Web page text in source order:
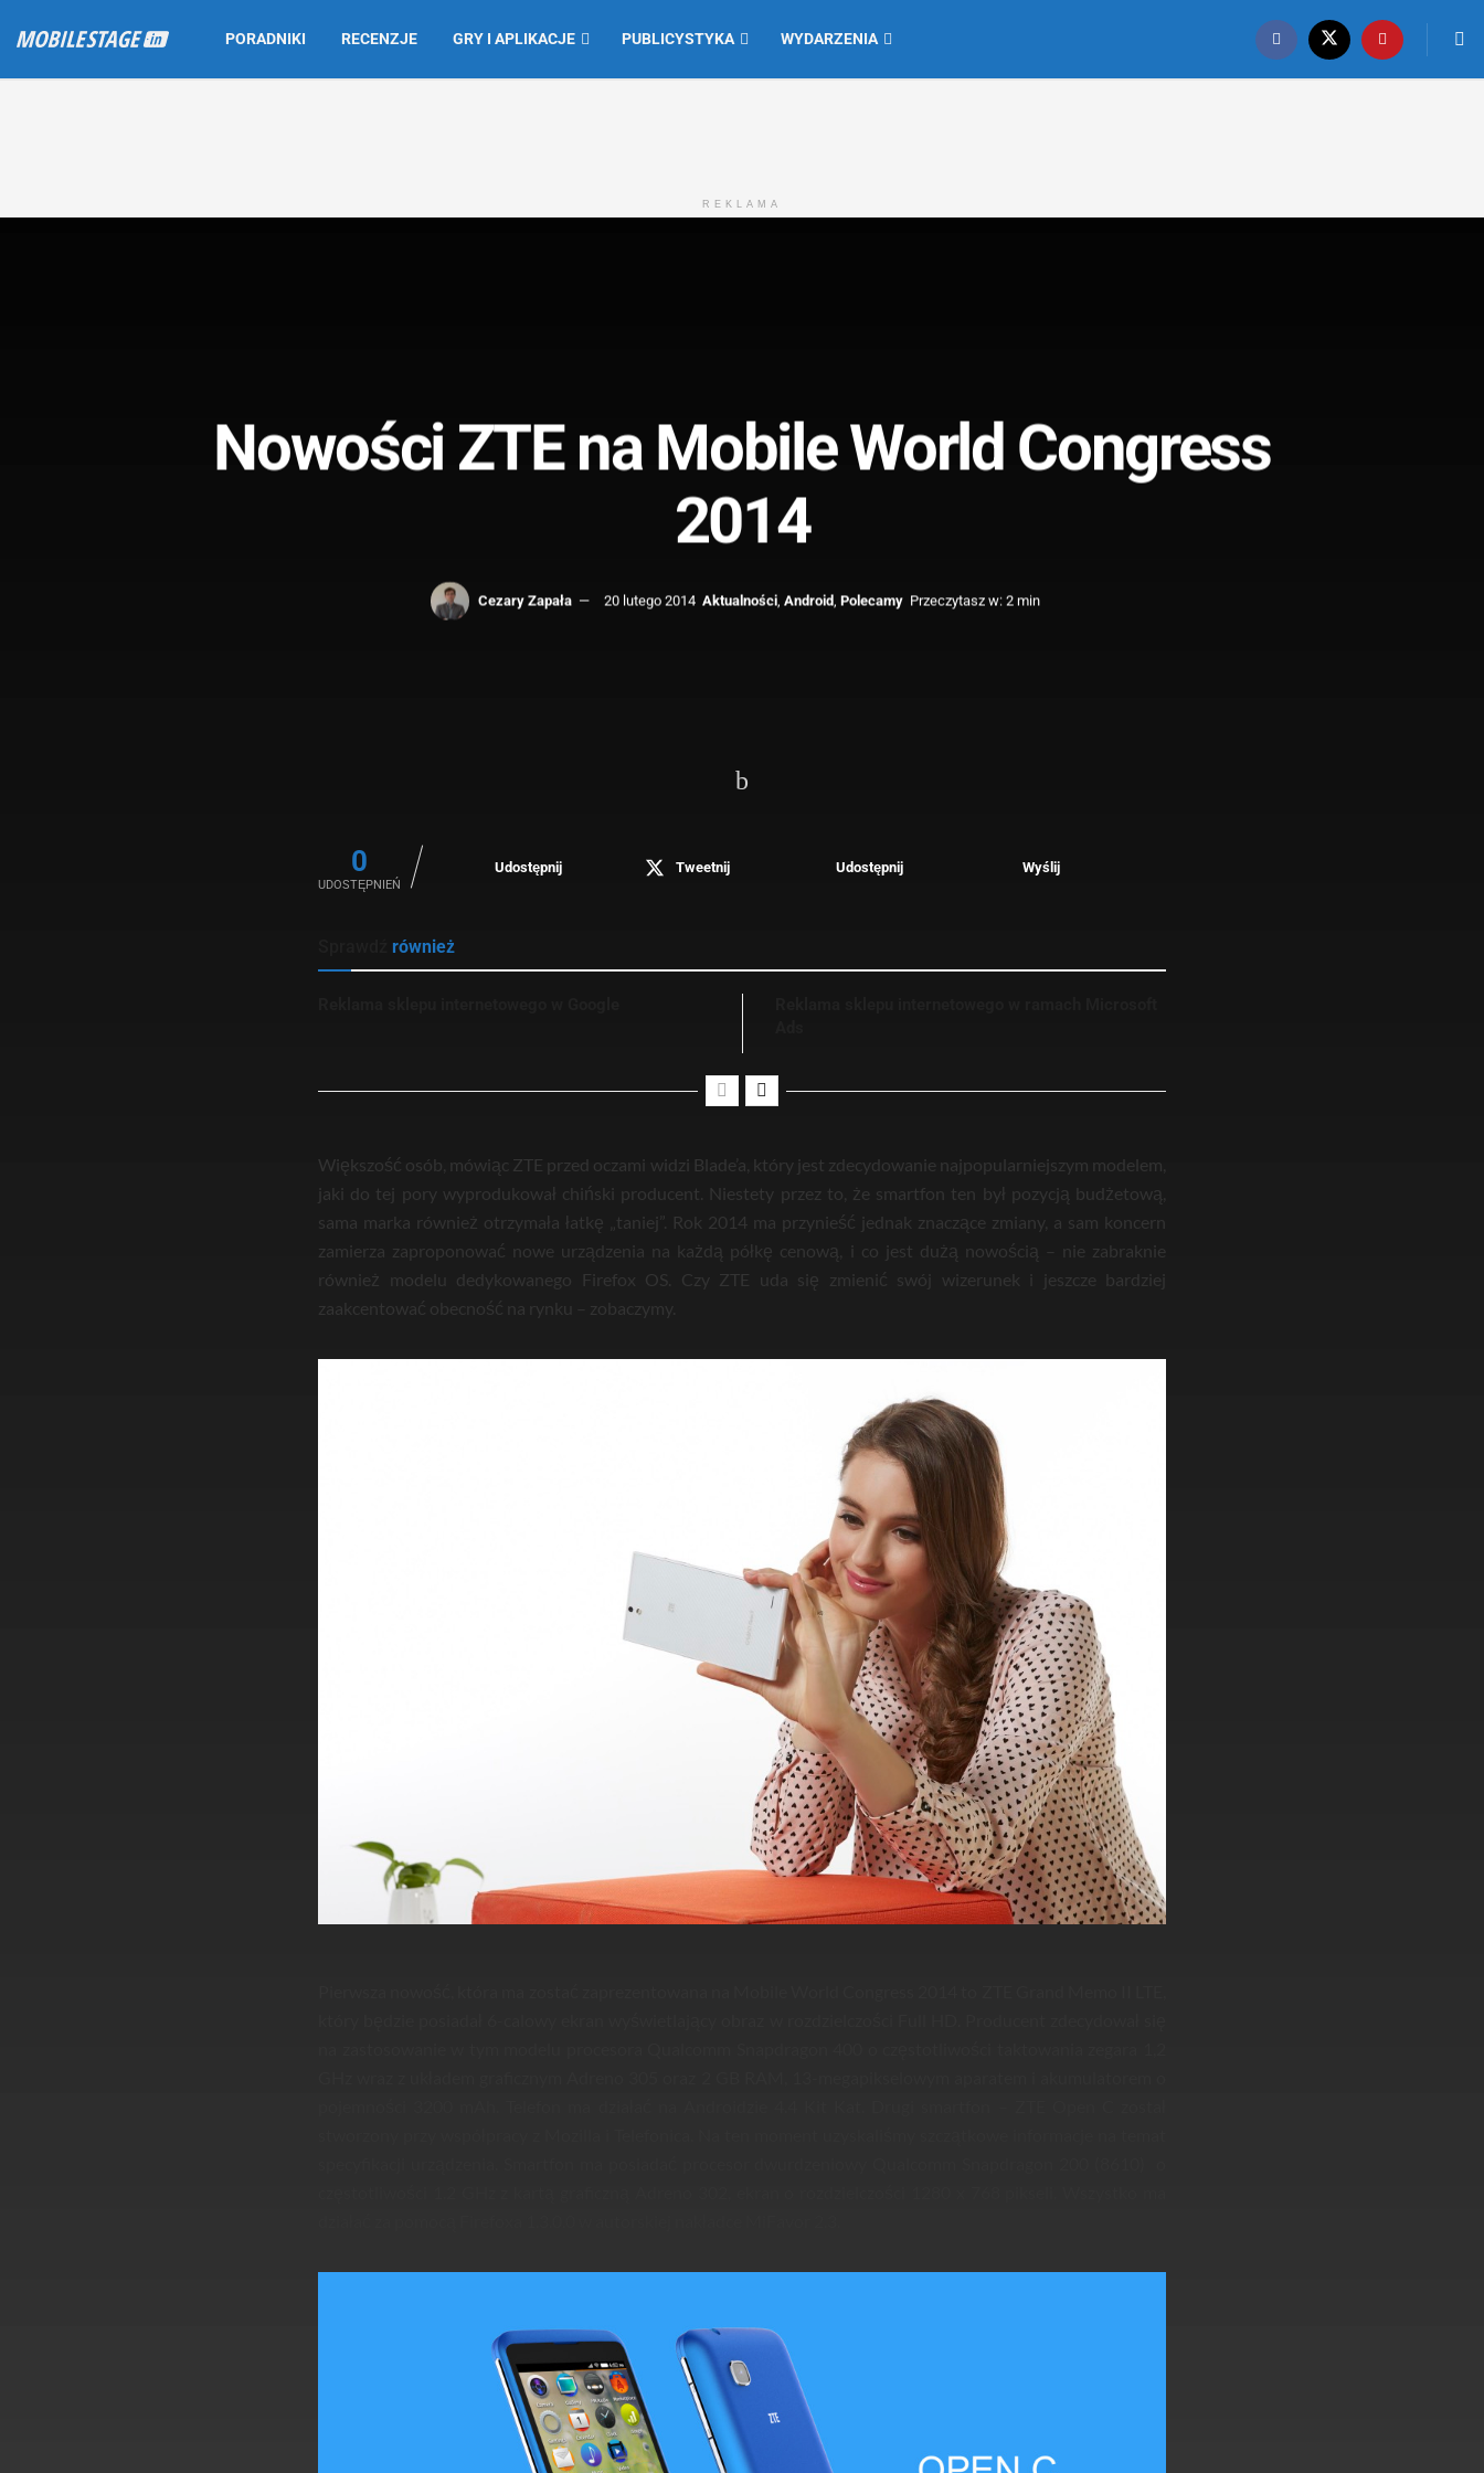
PORADNIKI RECENZJE GRY I APLIKACJE PUBLICYSTYKA WYDARZENIA
REKLAMA
Nowości ZTE na Mobile World Congress
2014
Cezary Zapała 20 lutego 2014 Aktualności, Android, Polecamy Przeczytasz w: 2 min
0
UDOSTĘPNIEŃ
Udostępnij Tweetnij Udostępnij Wyślij
również
Większość osób, mówiąc ZTE przed oczami widzi Blade’a, który jest zdecydowanie najpopularniejszym modelem,
jaki do tej pory wyprodukował chiński producent. Niestety przez to, że smartfon ten był pozycją budżetową,
sama marka również otrzymała łatkę „taniej”. Rok 2014 ma przynieść jednak znaczące zmiany, a sam koncern
zamierza zaproponować nowe urządzenia na każdą półkę cenową, i co jest dużą nowością – nie zabraknie
również modelu dedykowanego Firefox OS. Czy ZTE uda się zmienić swój wizerunek i jeszcze bardziej
zaakcentować obecność na rynku – zobaczymy.